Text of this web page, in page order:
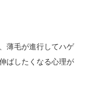
薄毛が進行してハゲ
ばしたくなる心理が